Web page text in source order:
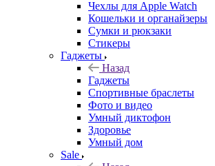
Чехлы для Apple Watch
Кошельки и органайзеры
Сумки и рюкзаки
Стикеры
Гаджеты
Назад
Гаджеты
Спортивные браслеты
Фото и видео
Умный диктофон
Здоровье
Умный дом
Sale